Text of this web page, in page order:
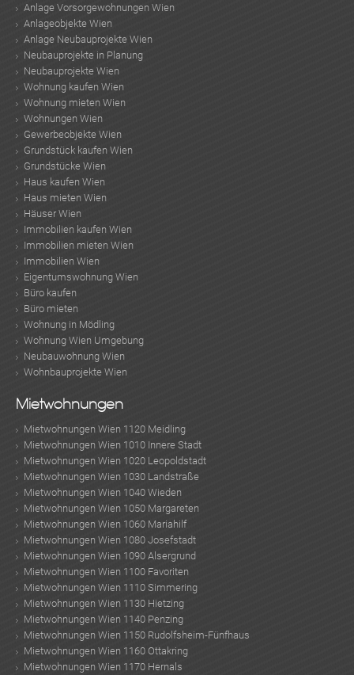
Anlage Vorsorgewohnungen Wien
Anlageobjekte Wien
Anlage Neubauprojekte Wien
Neubauprojekte in Planung
Neubauprojekte Wien
Wohnung kaufen Wien
Wohnung mieten Wien
Wohnungen Wien
Gewerbeobjekte Wien
Grundstück kaufen Wien
Grundstücke Wien
Haus kaufen Wien
Haus mieten Wien
Häuser Wien
Immobilien kaufen Wien
Immobilien mieten Wien
Immobilien Wien
Eigentumswohnung Wien
Büro kaufen
Büro mieten
Wohnung in Mödling
Wohnung Wien Umgebung
Neubauwohnung Wien
Wohnbauprojekte Wien
Mietwohnungen
Mietwohnungen Wien 1120 Meidling
Mietwohnungen Wien 1010 Innere Stadt
Mietwohnungen Wien 1020 Leopoldstadt
Mietwohnungen Wien 1030 Landstraße
Mietwohnungen Wien 1040 Wieden
Mietwohnungen Wien 1050 Margareten
Mietwohnungen Wien 1060 Mariahilf
Mietwohnungen Wien 1080 Josefstadt
Mietwohnungen Wien 1090 Alsergrund
Mietwohnungen Wien 1100 Favoriten
Mietwohnungen Wien 1110 Simmering
Mietwohnungen Wien 1130 Hietzing
Mietwohnungen Wien 1140 Penzing
Mietwohnungen Wien 1150 Rudolfsheim-Fünfhaus
Mietwohnungen Wien 1160 Ottakring
Mietwohnungen Wien 1170 Hernals